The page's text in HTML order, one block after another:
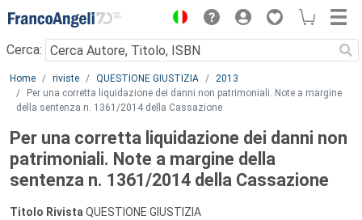
Menu
Cerca:
Main content
Home riviste QUESTIONE GIUSTIZIA
2013
Per una corretta liquidazione dei danni non patrimoniali. Note a margine
della sentenza n. 1361/2014 della Cassazione
Per una corretta liquidazione dei danni non
patrimoniali. Note a margine della
sentenza n. 1361/2014 della Cassazione
Titolo Rivista QUESTIONE GIUSTIZIA